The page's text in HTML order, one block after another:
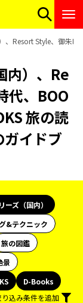
、Resort Style、御朱
内）、Re
代、BOO
旅の読
イドブ
ズ（国内）
&テクニック
旅の図鑑
景
D-Books
り込み条件を追加